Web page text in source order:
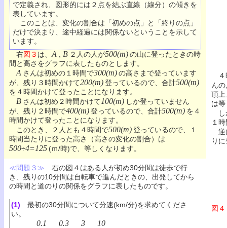
で定義され、図形的には２点を結ぶ直線（線分）の傾きを
表しています。
このことは、変化の割合は「初めの点」と「終りの点」
だけで決まり、途中経過には関係ないということを示して
います。
右図３ は、 A , B ２人の人が500(m)の山に登ったときの時
間と高さをグラフに表したものとします。
A さんは初めの１時間で300(m)の高さまで登っています
が、残り３時間かけて200(m)登っているので、合計500(m)
を４時間かけて登ったことになります。
B さんは初め２時間かけて100(m) しか登っていません
が、残り２時間で400(m)登っているので、合計500(m) を４
時間かけて登ったことになります。
このとき、２人とも４時間で500(m)登っているので、１
時間当たりに登った高さ（高さの変化の割合）は
500÷4=125 (ｍ/時)で、等しくなります。
４
ん
頂上
は
し
１
逆
り
≪問題３≫ 右の図４はある人が初め30分間は徒歩で行
き、残りの10分間は自転車で進んだときの、出発してから
の時間と道のりの関係をグラフに表したものです。
(1) 最初の30分間について分速(km/分)を求めてくださ
い。
0.1 0.3 3 10
図４